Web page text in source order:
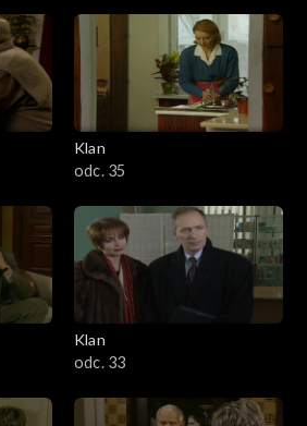
Klan
odc. 35
Klan
odc. 33